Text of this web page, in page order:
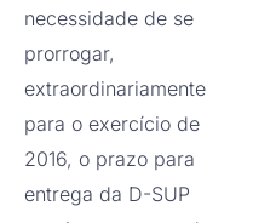
necessidade de se
prorrogar,
extraordinariamente
para o exercício de
2016, o prazo para
entrega da D-SUP